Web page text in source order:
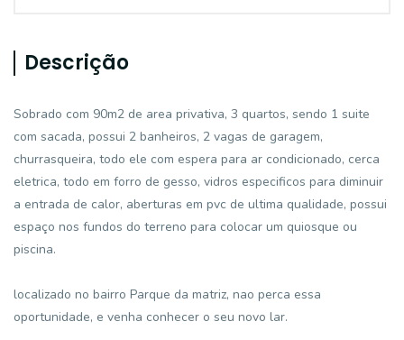
Descrição
Sobrado com 90m2 de area privativa, 3 quartos, sendo 1 suite
com sacada, possui 2 banheiros, 2 vagas de garagem,
churrasqueira, todo ele com espera para ar condicionado, cerca
eletrica, todo em forro de gesso, vidros especificos para diminuir
a entrada de calor, aberturas em pvc de ultima qualidade, possui
espaço nos fundos do terreno para colocar um quiosque ou
piscina.
localizado no bairro Parque da matriz, nao perca essa
oportunidade, e venha conhecer o seu novo lar.